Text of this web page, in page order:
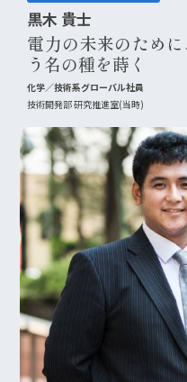
黒木 貴士
電力の未来のため
う名の種を蒔く
化学／技術系グローバル社員
技術開発部 研究推進室(当時)